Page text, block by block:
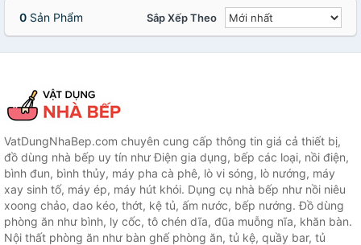
0 Sản Phẩm Sắp Xếp Theo
VatDungNhaBep.com chuyên cung cấp thông tin giá cả thiết bị,
đồ dùng nhà bếp uy tín như Điện gia dụng, bếp các loại, nồi điện,
bình đun, bình thủy, máy pha cà phê, lò vi sóng, lò nướng, máy
xay sinh tố, máy ép, máy hút khói. Dụng cụ nhà bếp như nồi niêu
xoong chảo, dao kéo, thớt, kệ tủ, ấm nước, bếp nướng. Đồ dùng
phòng ăn như bình, ly cốc, tô chén dĩa, đũa muỗng nĩa, khăn bàn.
Nội thất phòng ăn như bàn ghế phòng ăn, tủ kệ, quầy bar, tủ